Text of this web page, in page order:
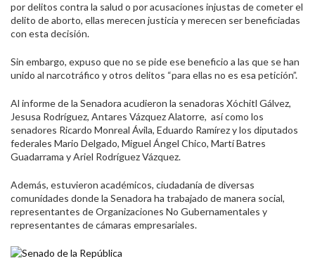
por delitos contra la salud o por acusaciones injustas de cometer el
delito de aborto, ellas merecen justicia y merecen ser beneficiadas
con esta decisión.
Sin embargo, expuso que no se pide ese beneficio a las que se han
unido al narcotráfico y otros delitos “para ellas no es esa petición”.
Al informe de la Senadora acudieron la senadoras Xóchitl Gálvez,
Jesusa Rodríguez, Antares Vázquez Alatorre, así como los
senadores Ricardo Monreal Ávila, Eduardo Ramírez y los diputados
federales Mario Delgado, Miguel Ángel Chico, Martí Batres
Guadarrama y Ariel Rodríguez Vázquez.
Además, estuvieron académicos, ciudadanía de diversas
comunidades donde la Senadora ha trabajado de manera social,
representantes de Organizaciones No Gubernamentales y
representantes de cámaras empresariales.